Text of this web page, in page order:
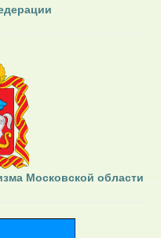
Московской области